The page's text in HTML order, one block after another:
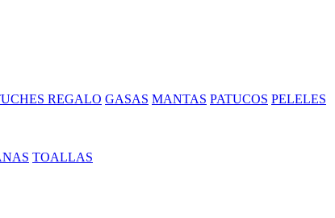
REGALO GASAS MANTAS PATUCOS PELELES
TOALLAS